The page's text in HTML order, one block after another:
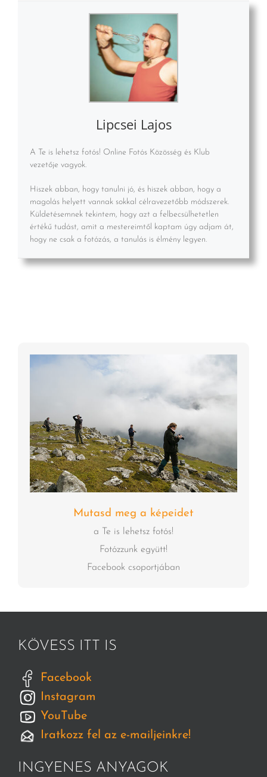
Lipcsei Lajos
A Te is lehetsz fotós! Online Fotós Közösség és Klub
vezetője vagyok.
Hiszek abban, hogy tanulni jó, és hiszek abban, hogy a
magolás helyett vannak sokkal célravezetőbb módszerek.
Küldetésemnek tekintem, hogy azt a felbecsülhetetlen
értékű tudást, amit a mestereimtől kaptam úgy adjam át,
hogy ne csak a fotózás, a tanulás is élmény legyen.
Mutasd meg a képeidet
a Te is lehetsz fotós!
Fotózzunk együtt!
Facebook csoportjában
KÖVESS ITT IS
Facebook
Instagram
YouTube
Iratkozz fel az e-mailjeinkre!
INGYENES ANYAGOK